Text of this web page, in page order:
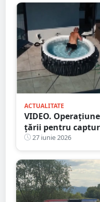
ACTUALITATE
VIDEO.
țării pentru
droguri
27 iunie 2026